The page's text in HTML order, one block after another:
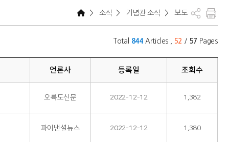
> 소식 > 기념관 소식 > 보도
Total 844 Articles , 52 / 57 Pages
언론사 등록일 조회수
오륙도신문 2022-12-12 1,382
파이낸셜뉴스 2022-12-12 1,380